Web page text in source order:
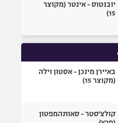
יובנטוס - אינטר (מקוצר
15)
באיירן מינכן - אסטון וילה
(מקוצר 15)
קולצ'סטר - סאותהמפטון